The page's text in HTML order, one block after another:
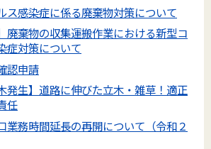
ス感染症に係る廃棄物対策について
廃棄物の収集運搬作業における新型コ
症対策について
認申請
発生】道路に伸びた立木・雑草！適正
任
務時間延長の再開について（令和２